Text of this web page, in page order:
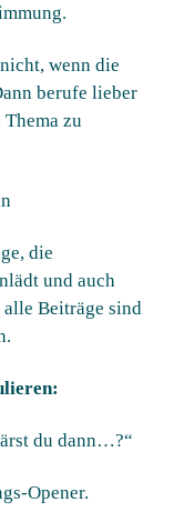
wenn die
berufe lieber
zu
die
und auch
Beiträge sind
du dann…?“
Opener.